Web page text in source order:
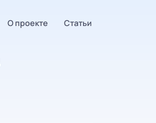
О проекте Статьи